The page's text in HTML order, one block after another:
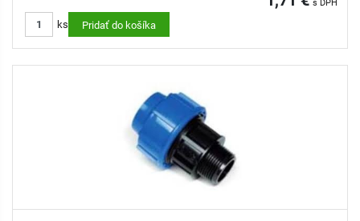
s DPH
ks Pridať do košíka